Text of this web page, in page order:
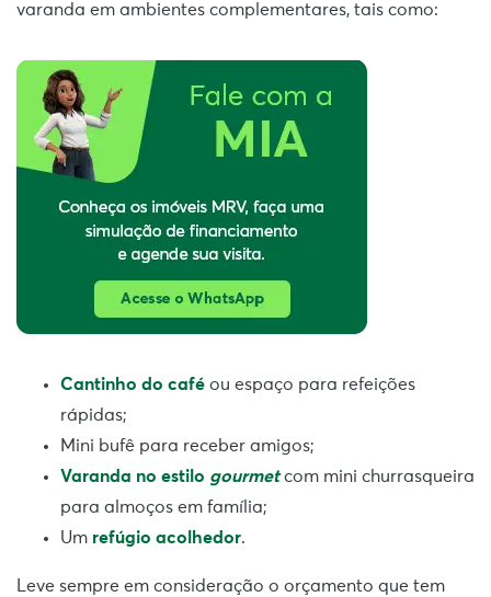
varanda em ambientes complementares, tais como:
Cantinho do café ou espaço para refeições
rápidas;
Mini bufê para receber amigos;
Varanda no estilo gourmetcom mini churrasqueira
para almoços em família;
Um refúgio acolhedor.
Leve sempre em consideração o orçamento que tem